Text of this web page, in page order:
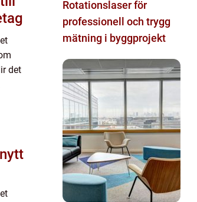
det
Rotationslaser för
professionell och trygg
mätning i byggprojekt